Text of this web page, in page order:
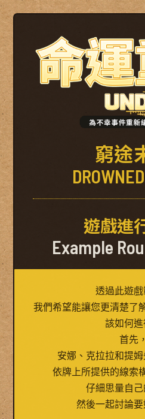
窮途
遊戲進
Example
透過此遊戲
我們希望能讓您更清楚了
該如何進
首先，
安娜、克拉拉和提
依牌上所提供的線索
仔細思量自己
然後一起討論要